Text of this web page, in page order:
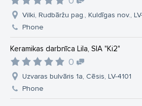
Vilki, Rudbāržu pag., Kuldīgas nov.,
Phone
Keramikas darbnīca Lila, SIA "Ki2"
0
Uzvaras bulvāris 1a, Cēsis, LV-4101
Phone